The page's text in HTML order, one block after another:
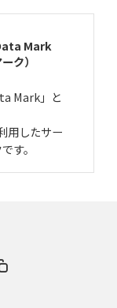
れ”した一打
が打ってれば」
」とくる剛速球
Mark
ク）
Mark」と
用したサー
す。